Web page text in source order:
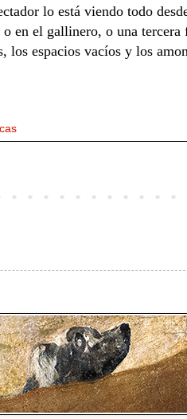
lo está viendo todo
o en el gallinero, o una
los espacios vacíos y los